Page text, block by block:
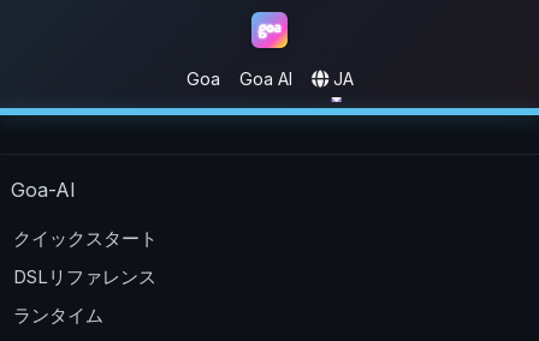
Goa Goa AI JA
Goa-AI
クイックスタート
DSLリファレンス
ランタイム